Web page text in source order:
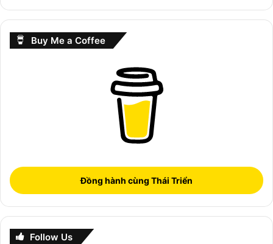
Buy Me a Coffee
Đồng hành cùng Thái Triển
Follow Us